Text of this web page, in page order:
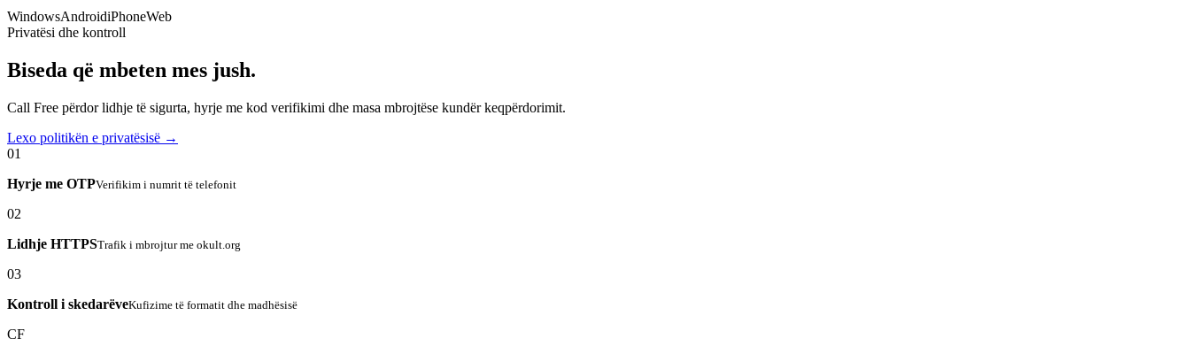
WindowsAndroidiPhoneWeb
Privatësi dhe kontroll
Biseda që mbeten mes jush.
Call Free përdor lidhje të sigurta, hyrje me kod verifikimi dhe masa mbrojtëse kundër keqpërdorimit.
Lexo politikën e privatësisë →
01
Hyrje me OTPVerifikim i numrit të telefonit
02
Lidhje HTTPSTrafik i mbrojtur me okult.org
03
Kontroll i skedarëveKufizime të formatit dhe madhësisë
CF